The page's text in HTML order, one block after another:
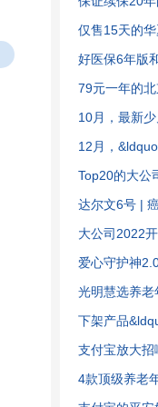
爱心守护神